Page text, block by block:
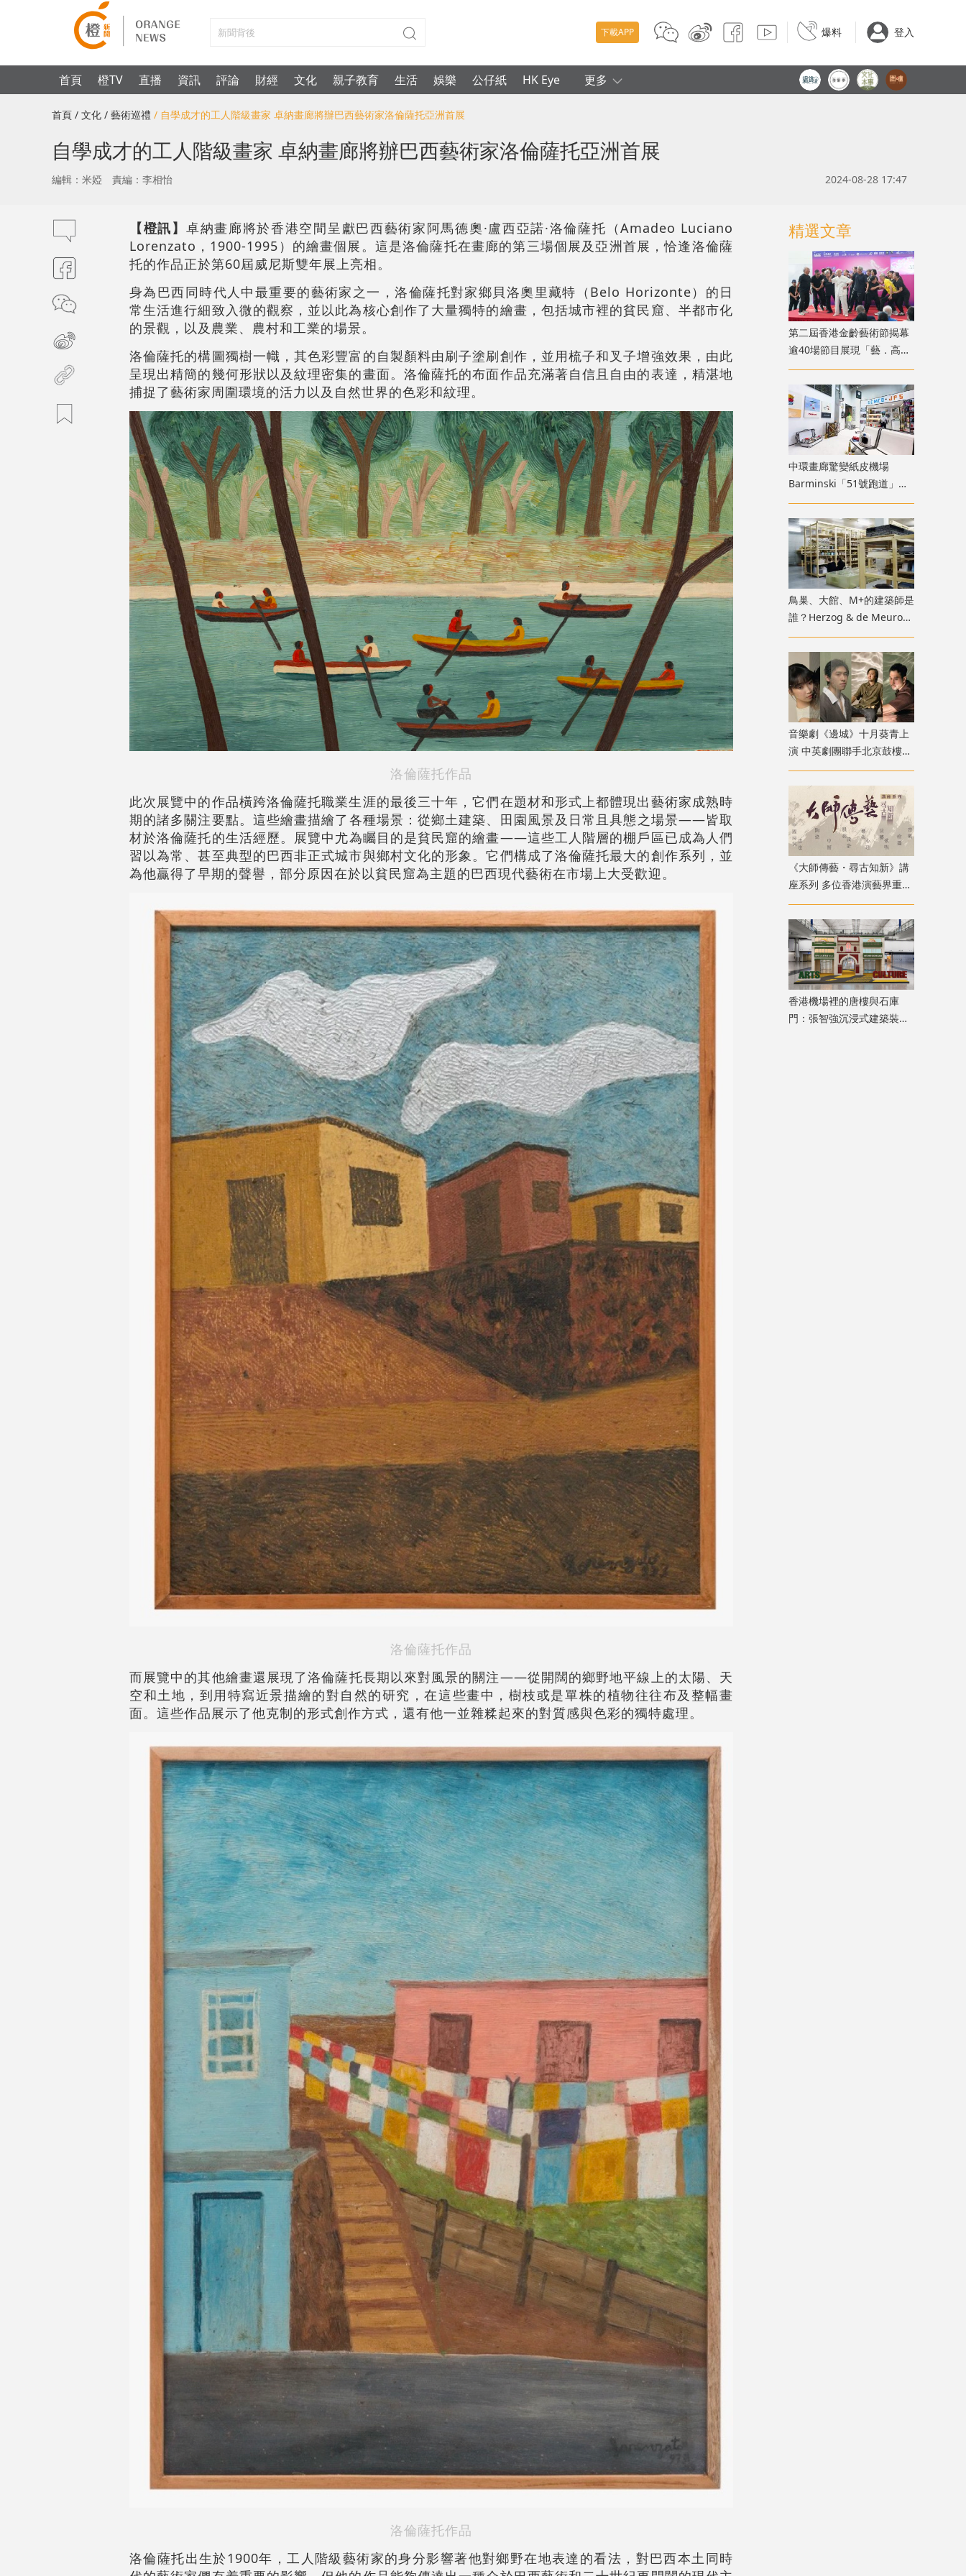
下載APP 爆料 登入
首頁 橙TV 直播 資訊 評論 財經 文化 親子教育 生活 娛樂 公仔紙 HK Eye 更多
首頁 / 文化 / 藝術巡禮 / 自學成才的工人階級畫家 卓納畫廊將辦巴西藝術家洛倫薩托亞洲首展
自學成才的工人階級畫家 卓納畫廊將辦巴西藝術家洛倫薩托亞洲首展
編輯：米婭 責編：李相怡 2024-08-28 17:47
【橙訊】 卓納畫廊將於香港空間呈獻巴西藝術家阿馬德奧·盧西亞諾·洛倫薩托（Amadeo Luciano
Lorenzato，1900-1995）的繪畫個展。這是洛倫薩托在畫廊的第三場個展及亞洲首展，恰逢洛倫薩
托的作品正於第60屆威尼斯雙年展上亮相。
身為巴西同時代人中最重要的藝術家之一，洛倫薩托對家鄉貝洛奧里藏特（Belo Horizonte）的日
常生活進行細致入微的觀察，並以此為核心創作了大量獨特的繪畫，包括城市裡的貧民窟、半都市化
的景觀，以及農業、農村和工業的場景。
洛倫薩托的構圖獨樹一幟，其色彩豐富的自製顏料由刷子塗刷創作，並用梳子和叉子增強效果，由此
呈現出精簡的幾何形狀以及紋理密集的畫面。洛倫薩托的布面作品充滿著自信且自由的表達，精湛地
捕捉了藝術家周圍環境的活力以及自然世界的色彩和紋理。
洛倫薩托作品
此次展覽中的作品橫跨洛倫薩托職業生涯的最後三十年，它們在題材和形式上都體現出藝術家成熟時
期的諸多關注要點。這些繪畫描繪了各種場景：從鄉土建築、田園風景及日常且具態之場景——皆取
材於洛倫薩托的生活經歷。展覽中尤為矚目的是貧民窟的繪畫——這些工人階層的棚戶區已成為人們
習以為常、甚至典型的巴西非正式城市與鄉村文化的形象。它們構成了洛倫薩托最大的創作系列，並
為他贏得了早期的聲譽，部分原因在於以貧民窟為主題的巴西現代藝術在市場上大受歡迎。
洛倫薩托作品
而展覽中的其他繪畫還展現了洛倫薩托長期以來對風景的關注——從開闊的鄉野地平線上的太陽、天
空和土地，到用特寫近景描繪的對自然的研究，在這些畫中，樹枝或是單株的植物往往布及整幅畫
面。這些作品展示了他克制的形式創作方式，還有他一並雜糅起來的對質感與色彩的獨特處理。
洛倫薩托作品
洛倫薩托出生於1900年，工人階級藝術家的身分影響著他對鄉野在地表達的看法，對巴西本土同時
精選文章
第二屆香港金齡藝術節揭幕
逾40場節目展現「藝．高齡
膽大」生命力
中環畫廊驚變紙皮機場
Barminski「51號跑道」用
紙箱建造星際航廈
鳥巢、大館、M+的建築師是
誰？Herzog & de Meuron
展覽9月M+揭開創作過程
音樂劇《邊城》十月葵青上
演 中英劇團聯手北京鼓樓西
戲劇 演繹湘西純美與遺憾
《大師傳藝・尋古知新》講
座系列 多位香港演藝界重量
級嘉賓登場
香港機場裡的唐樓與石庫
門：張智強沉浸式建築裝置